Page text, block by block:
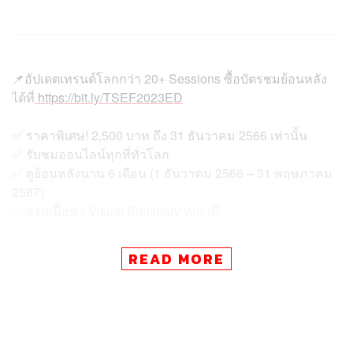
📌อัปเดตเทรนด์โลกกว่า 20+ Sessions ซื้อบัตรชมย้อนหลัง
ได้ที่ https://bit.ly/TSEF2023ED
✅ ราคาพิเศษ! 2,500 บาท ถึง 31 ธันวาคม 2566 เท่านั้น
✅ รับชมออนไลน์ทุกที่ทั่วโลก
✅ ดูย้อนหลังนาน 6 เดือน (1 ธันวาคม 2566 – 31 พฤษภาคม
📌รับสรุปเนื้อหาทุกเวที 20+ Sessions
READ MORE